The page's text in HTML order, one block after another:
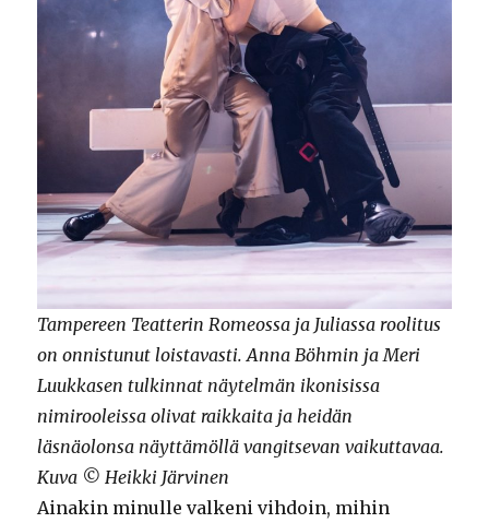
Tampereen Teatterin Romeossa ja Juliassa roolitus
on onnistunut loistavasti. Anna Böhmin ja Meri
Luukkasen tulkinnat näytelmän ikonisissa
nimirooleissa olivat raikkaita ja heidän
läsnäolonsa näyttämöllä vangitsevan vaikuttavaa.
Kuva © Heikki Järvinen
Ainakin minulle valkeni vihdoin, mihin